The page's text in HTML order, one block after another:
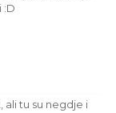
:D
ali tu su negdje i